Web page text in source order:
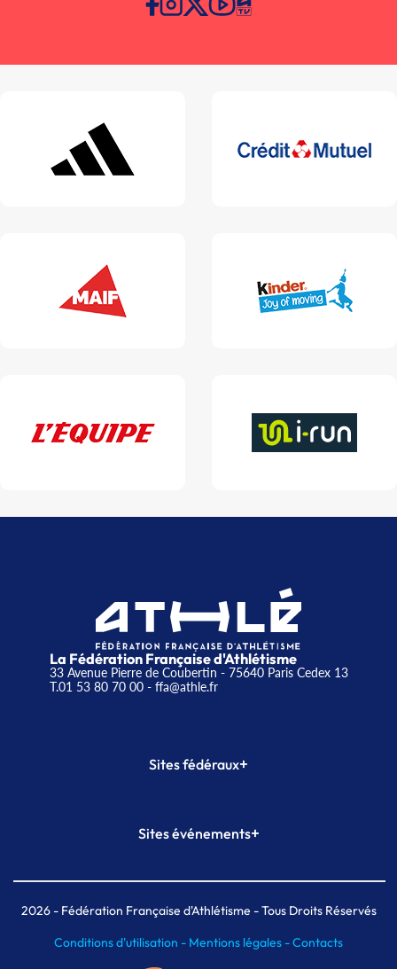
La Fédération Française d'Athlétisme
33 Avenue Pierre de Coubertin - 75640 Paris Cedex 13
T.01 53 80 70 00- ffa@athle.fr
Sites fédéraux+
Plateforme Formation
Sites événements+
Meeting de Paris indoor
MAIF Ekiden de Paris
2026- Fédération Française d'Athlétisme - Tous Droits Réservés
Conditions d'utilisation - Mentions légales -Contacts